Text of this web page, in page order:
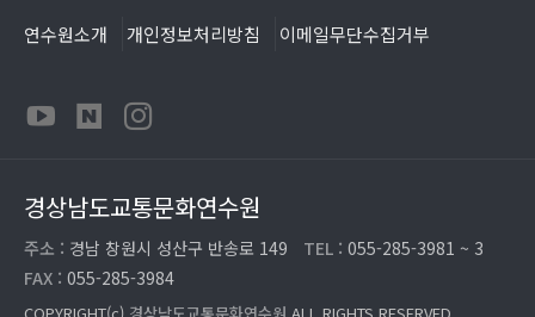
연수원소개 개인정보처리방침 이메일무단수집거부
경상남도교통문화연수원
주소 : 경남 창원시 성산구 반송로 149 TEL : 055-285-3981 ~ 3
FAX : 055-285-3984